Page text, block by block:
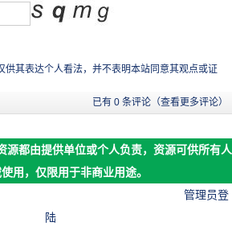
供其表达个人看法，并不表明本站同意其观点或证
已有 0 条评论 （查看更多评论）
源都由提供单位或个人负责，资源可供所有人
用，仅限用于非商业用途。
管理员登
陆